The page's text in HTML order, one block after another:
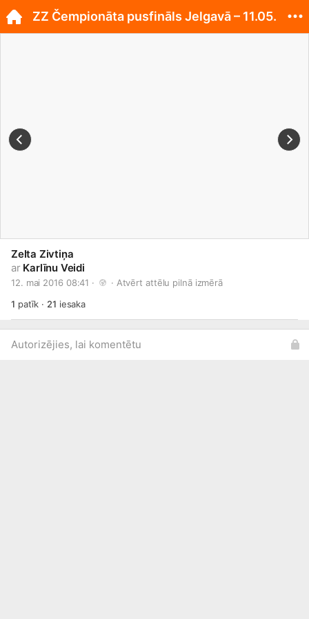
Zelta Zivtiņa
ar Karlīnu Veidi
12. mai 2016 08:41 · · Atvērt attēlu pilnā izmērā
1 patīk · 21 iesaka
Autorizējies, lai komentētu
ZZ Čempionāta pusfināls Jelgavā – 11.05.